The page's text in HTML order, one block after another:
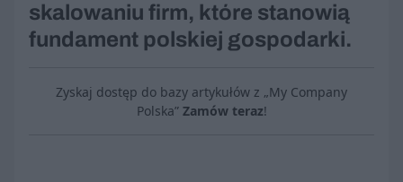
skalowaniu firm, które stanowią
fundament polskiej gospodarki.
Zyskaj dostęp do bazy artykułów z „My Company
Polska” Zamów teraz!